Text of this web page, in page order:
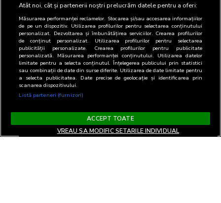
Atât noi, cât și partenerii noștri prelucrăm datele pentru a oferi:
Măsurarea performanței reclamelor. Stocarea și/sau accesarea informațiilor
de pe un dispozitiv. Utilizarea profilurilor pentru selectarea conținutului
personalizat. Dezvoltarea și îmbunătățirea serviciilor. Crearea profilurilor
de conținut personalizat. Utilizarea profilurilor pentru selectarea
publicității personalizate. Crearea profilurilor pentru publicitate
personalizată. Măsurarea performanței conținutului. Utilizarea datelor
limitate pentru a selecta conținutul. Înțelegerea publicului prin statistici
sau combinații de date din surse diferite. Utilizarea de date limitate pentru
a selecta publicitatea. Date precise de geolocație și identificarea prin
scanarea dispozitivului.
Listă parteneri (furnizori)
ACCEPT TOATE
VREAU SA MODIFIC SETARILE INDIVIDUAL